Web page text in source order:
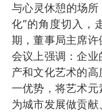
与心灵休憩的场
化”的角度切入，
期，董事局主席
会议上强调：企
产和文化艺术的
一优势，将艺术元
为城市发展做贡